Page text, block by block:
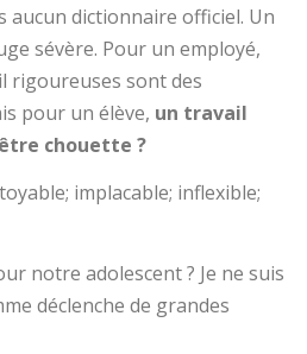
aucun dictionnaire officiel. Un
sévère. Pour un employé,
rigoureuses sont des
pour un élève, un travail
chouette ?
implacable; inflexible;
notre adolescent ? Je ne suis
déclenche de grandes